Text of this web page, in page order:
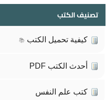
تصنيف الكتب
كيفية تحميل الكتب 📚
أحدث الكتب PDF
كتب علم النفس